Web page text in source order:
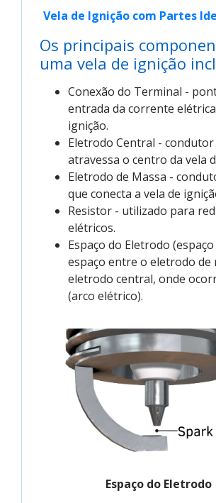
Vela de Ignição com Partes
Os principais
uma vela de ignição
Conexão do Terminal -
entrada da corrente
ignição.
Eletrodo Central -
atravessa o centro da vela
Eletrodo de Massa -
que conecta a vela de
Resistor - utilizado para
elétricos.
Espaço do Eletrodo
espaço entre o eletrodo de
eletrodo central, onde
(arco elétrico).
Espaço do Eletrodo